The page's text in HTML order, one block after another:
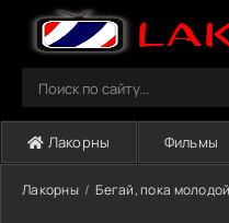
Лакорны Фильмы
Лакорны Бегай, пока